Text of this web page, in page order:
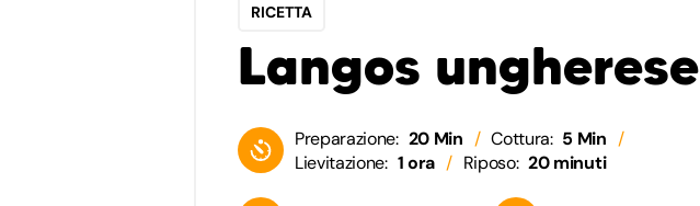
RICETTA
Langos ungherese
Preparazione: 20 Min Cottura: 5 Min
Lievitazione: 1 ora Riposo: 20 minuti